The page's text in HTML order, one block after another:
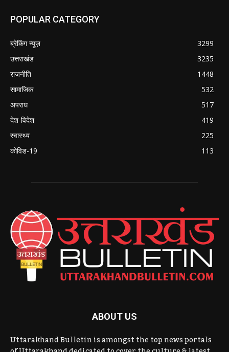
POPULAR CATEGORY
ब्रेकिंग न्यूज़
3299
उत्तराखंड
3235
राजनीति
1448
सामाजिक
532
अपराध
517
देश-विदेश
419
स्वास्थ्य
225
कोविड-19
113
ABOUT US
Uttarakhand Bulletin is amongst the top news portals